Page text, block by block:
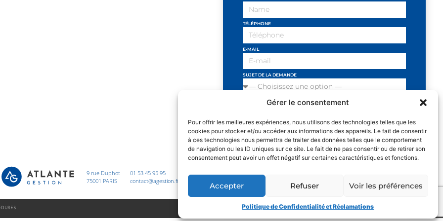
Gérer le consentement
Pour offrir les meilleures expériences, nous utilisons des technologies telles que les
cookies pour stocker et/ou accéder aux informations des appareils. Le fait de consentir
à ces technologies nous permettra de traiter des données telles que le comportement
de navigation ou les ID uniques sur ce site. Le fait de ne pas consentir ou de retirer son
consentement peut avoir un effet négatif sur certaines caractéristiques et fonctions.
Accepter Refuser Voir les préférences
Politique de Confidentialité et Réclamations
9 rue Duphot
75001 PARIS
01 53 45 95 95
contact@agestion.fr
TÉLÉPHONE
E-MAIL
SUJET DE LA DEMANDE
VOTRE MESSAGE
J'ai lu et j'accepte les conditions
UNE CREATION DE